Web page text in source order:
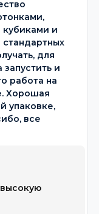
кубиками и
для
и
работа на
Хорошая
упаковке,
все